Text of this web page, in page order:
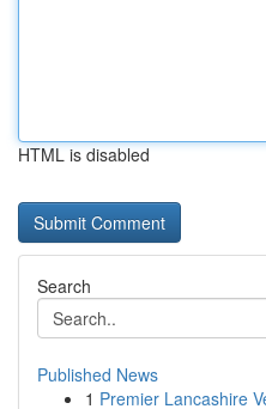
HTML is disabled
Search
Published News
1 Premier Lancashire